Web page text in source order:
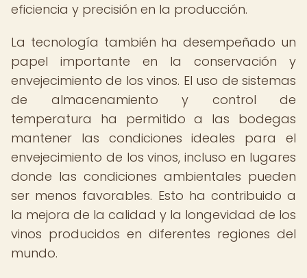
eficiencia y precisión en la producción.
La tecnología también ha desempeñado un
papel importante en la conservación y
envejecimiento de los vinos. El uso de sistemas
de almacenamiento y control de
temperatura ha permitido a las bodegas
mantener las condiciones ideales para el
envejecimiento de los vinos, incluso en lugares
donde las condiciones ambientales pueden
ser menos favorables. Esto ha contribuido a
la mejora de la calidad y la longevidad de los
vinos producidos en diferentes regiones del
mundo.